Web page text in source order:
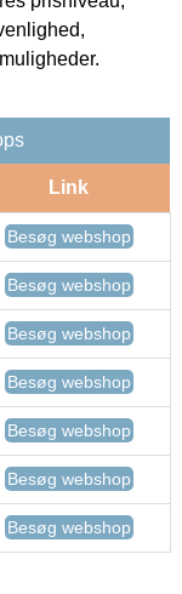
Link
Besøg webshop
Besøg webshop
Besøg webshop
Besøg webshop
Besøg webshop
Besøg webshop
Besøg webshop